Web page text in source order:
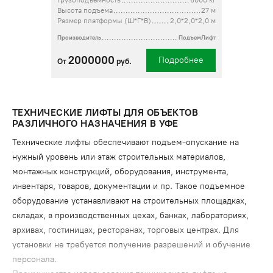
Высота подъема
27 м
Размер платформы (Ш*Г*В)
2,0*2,0*2,0 м
Производитель ПодъемЛифт
От 2000000 руб. Подробнее
ТЕХНИЧЕСКИЕ ЛИФТЫ ДЛЯ ОБЪЕКТОВ
РАЗЛИЧНОГО НАЗНАЧЕНИЯ В УФЕ
Технические лифты обеспечивают подъем-опускание на
нужный уровень или этаж строительных материалов,
монтажных конструкций, оборудования, инструмента,
инвентаря, товаров, документации и пр. Такое подъемное
оборудование устанавливают на строительных площадках,
складах, в производственных цехах, банках, лабораториях,
архивах, гостиницах, ресторанах, торговых центрах. Для
установки не требуется получение разрешений и обучение
персонала.